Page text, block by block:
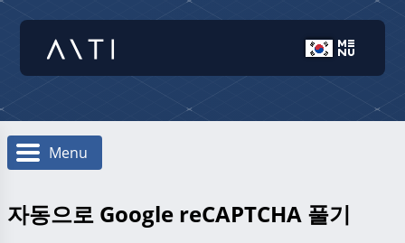
Menu
자동으로 Google reCAPTCHA 풀기